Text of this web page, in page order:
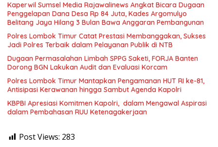
Kaperwil Sumsel Media Rajawalinews Angkat Bicara Dugaan
Penggelapan Dana Desa Rp 84 Juta, Kades Argomulyo
Belitang Jaya Hilang 3 Bulan Bawa Anggaran Pembangunan
Polres Lombok Timur Catat Prestasi Membanggakan, Sukses
Jadi Polres Terbaik dalam Pelayanan Publik di NTB
Dugaan Permasalahan Limbah SPPG Saketi, FORJA Banten
Dorong BGN Lakukan Audit dan Evaluasi Korcam
Polres Lombok Timur Mantapkan Pengamanan HUT RI ke-81,
Antisipasi Kerawanan hingga Sambut Agenda Kapolri
KBPBI Apresiasi Komitmen Kapolri, dalam Mengawal Aspirasi
dalam Pembahasan RUU Ketenagakerjaan
Post Views: 283